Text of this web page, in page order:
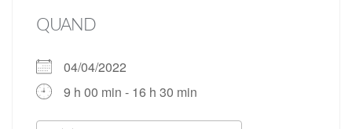
QUAND
04/04/2022
9 h 00 min - 16 h 30 min